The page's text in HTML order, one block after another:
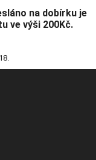
na dobírku je
ve výši 200Kč.